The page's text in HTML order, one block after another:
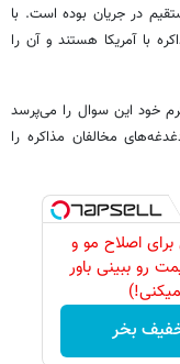
در جریان بوده است. با
با آمریکا هستند و آن را
خود این سوال را می‌پرسد
مخالفان مذاکره را
برای اصلاح مو و
رو ببینی باور
بخر